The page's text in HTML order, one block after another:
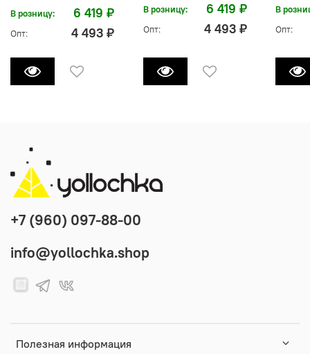
В розницу: 6 419 ₽
Опт: 4 493 ₽
В розницу: 6 419 ₽
Опт: 4 493 ₽
В
Опт:
Полезная информация
+7 (960) 097-88-00
info@yollochka.shop